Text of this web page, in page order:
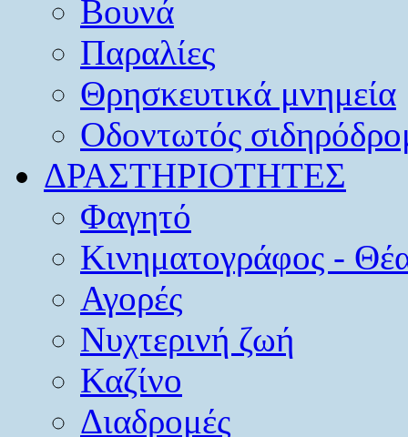
Βουνά
Παραλίες
Θρησκευτικά μνημεία
Οδοντωτός
ΔΡΑΣΤΗΡΙΟΤΗΤΕΣ
Φαγητό
Κινηματογράφος -
Αγορές
Νυχτερινή ζωή
Καζίνο
Διαδρομές